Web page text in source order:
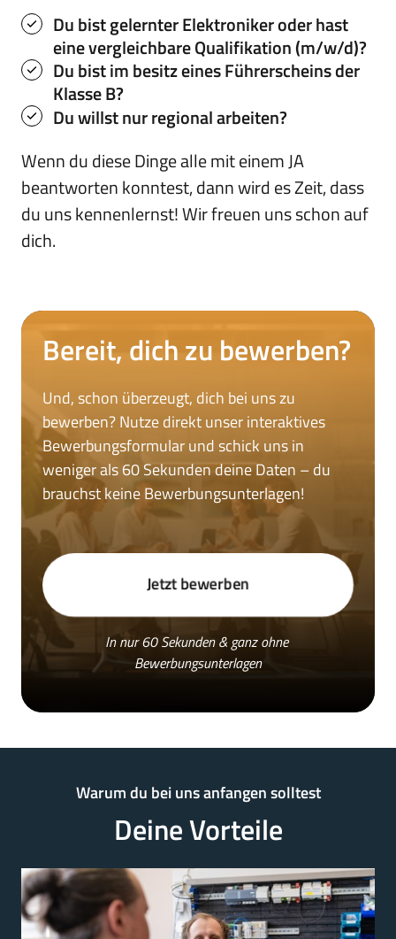
Du bist gelernter Elektroniker oder hast
eine vergleichbare Qualifikation (m/w/d)?
Du bist im besitz eines Führerscheins der
Klasse B?
Du willst nur regional arbeiten?
Wenn du diese Dinge alle mit einem JA
beantworten konntest, dann wird es Zeit, dass
du uns kennenlernst! Wir freuen uns schon auf
dich.
Bereit, dich zu bewerben?
Und, schon überzeugt, dich bei uns zu
bewerben? Nutze direkt unser interaktives
Bewerbungsformular und schick uns in
weniger als 60 Sekunden deine Daten – du
brauchst keine Bewerbungsunterlagen!
Jetzt bewerben
In nur 60 Sekunden & ganz ohne
Bewerbungsunterlagen
Warum du bei uns anfangen solltest
Deine Vorteile